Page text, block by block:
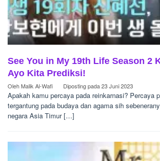
See You in My 19th Life Season 2
Ayo Kita Prediksi!
OlehMalik Al-Wafi Diposting pada23 Juni 2023
Apakah kamu percaya pada reinkarnasi? Percaya
tergantung pada budaya dan agama sih
negara Asia Timur […]